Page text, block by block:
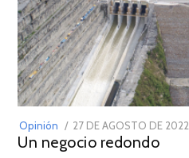
Opinión
POSTED
ON
27 DE AGOSTO DE 2022
Un negocio redondo